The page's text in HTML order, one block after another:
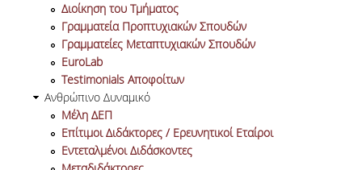
ΜΕΛΗ ΔΕΠ
ΕΠΙΤΙΜΟΙ ΔΙΔΑΚΤΟΡΕΣ / ΕΡΕΥΝΗΤΙΚΟΙ
ΕΤΑΙΡΟΙ
ΕΝΤΕΤΑΛΜΕΝΟΙ ΔΙΔΑΣΚΟΝΤΕΣ
ΜΕΤΑΔΙΔΑΚΤΟΡΕΣ
ΔΙΟΙΚΗΤΙΚΟ ΠΡΟΣΩΠΙΚΟ
Διοίκηση του Τμήματος
Γραμματεία Προπτυχιακών Σπουδών
Γραμματείες Μεταπτυχιακών Σπουδών
EuroLab
Testimonials Αποφοίτων
Ανθρώπινο Δυναμικό
Μέλη ΔΕΠ
Επίτιμοι Διδάκτορες / Ερευνητικοί Εταίροι
Εντεταλμένοι Διδάσκοντες